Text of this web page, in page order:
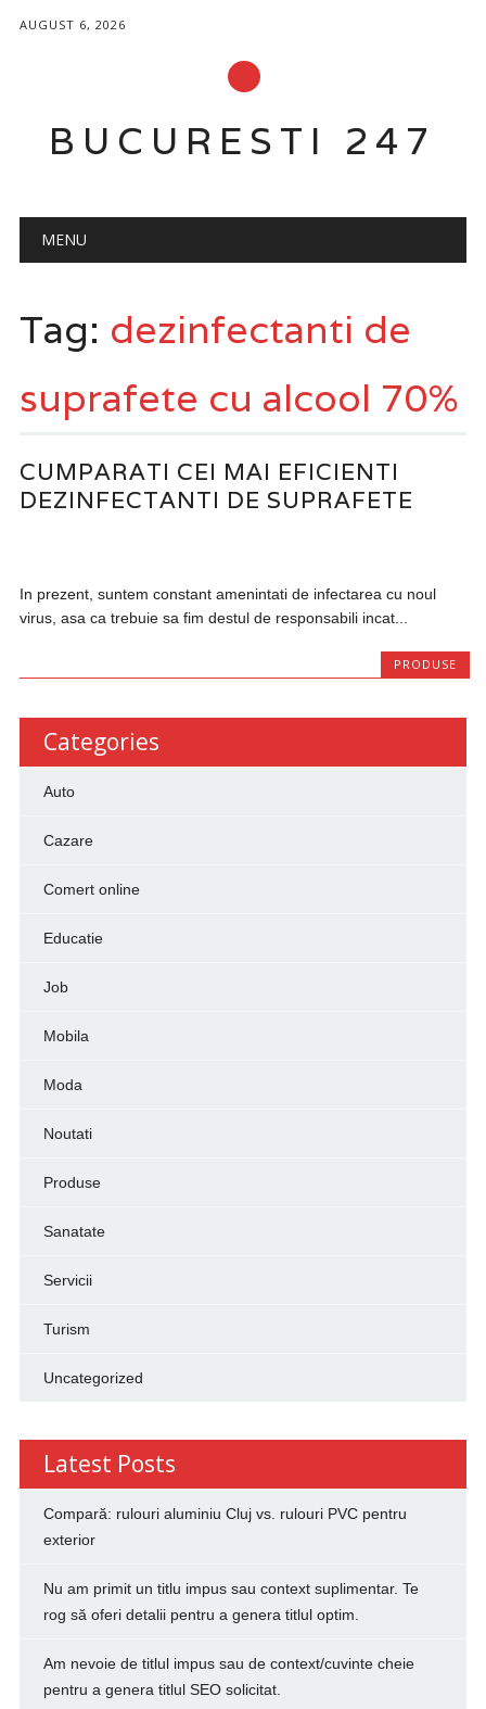
AUGUST 6, 2026
BUCURESTI 247
Main menu
MENU
Tag: dezinfectanti de
suprafete cu alcool 70%
CUMPARATI CEI MAI EFICIENTI
DEZINFECTANTI DE SUPRAFETE
In prezent, suntem constant amenintati de infectarea cu noul
virus, asa ca trebuie sa fim destul de responsabili incat...
PRODUSE
Categories
Auto
Cazare
Comert online
Educatie
Job
Mobila
Moda
Noutati
Produse
Sanatate
Servicii
Turism
Uncategorized
Latest Posts
Compară: rulouri aluminiu Cluj vs. rulouri PVC pentru
exterior
Nu am primit un titlu impus sau context suplimentar. Te
rog să oferi detalii pentru a genera titlul optim.
Am nevoie de titlul impus sau de context/cuvinte cheie
pentru a genera titlul SEO solicitat.